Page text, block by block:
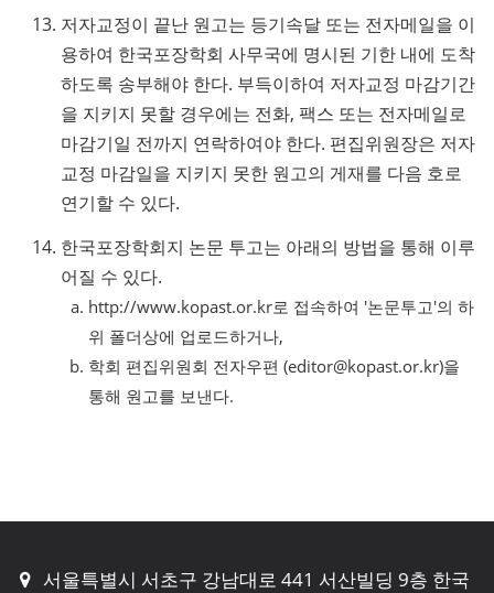
저자교정이 끝난 원고는 등기속달 또는 전자메일을 이
용하여 한국포장학회 사무국에 명시된 기한 내에 도착
하도록 송부해야 한다. 부득이하여 저자교정 마감기간
을 지키지 못할 경우에는 전화, 팩스 또는 전자메일로
마감기일 전까지 연락하여야 한다. 편집위원장은 저자
교정 마감일을 지키지 못한 원고의 게재를 다음 호로
연기할 수 있다.
한국포장학회지 논문 투고는 아래의 방법을 통해 이루
어질 수 있다.
http://www.kopast.or.kr로 접속하여 '논문투고'의 하
위 폴더상에 업로드하거나,
학회 편집위원회 전자우편 (editor@kopast.or.kr)을
통해 원고를 보낸다.
서울특별시 서초구 강남대로 441 서산빌딩 9층 한국